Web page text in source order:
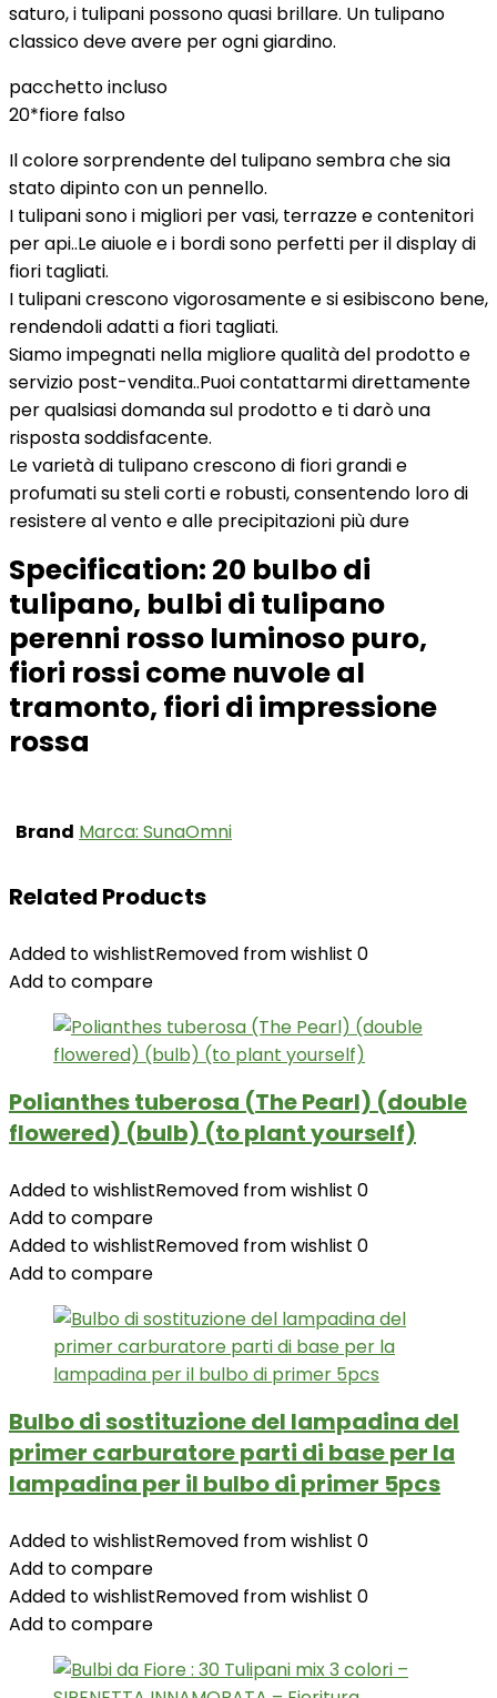
saturo, i tulipani possono quasi brillare. Un tulipano
classico deve avere per ogni giardino.
pacchetto incluso
20*fiore falso
Il colore sorprendente del tulipano sembra che sia
stato dipinto con un pennello.
I tulipani sono i migliori per vasi, terrazze e contenitori
per api..Le aiuole e i bordi sono perfetti per il display di
fiori tagliati.
I tulipani crescono vigorosamente e si esibiscono bene,
rendendoli adatti a fiori tagliati.
Siamo impegnati nella migliore qualità del prodotto e
servizio post-vendita..Puoi contattarmi direttamente
per qualsiasi domanda sul prodotto e ti darò una
risposta soddisfacente.
Le varietà di tulipano crescono di fiori grandi e
profumati su steli corti e robusti, consentendo loro di
resistere al vento e alle precipitazioni più dure
Specification: 20 bulbo di
tulipano, bulbi di tulipano
perenni rosso luminoso puro,
fiori rossi come nuvole al
tramonto, fiori di impressione
rossa
Brand Marca: SunaOmni
Related Products
Added to wishlistRemoved from wishlist 0
Add to compare
Polianthes tuberosa (The Pearl) (double
flowered) (bulb) (to plant yourself)
Added to wishlistRemoved from wishlist 0
Add to compare
Added to wishlistRemoved from wishlist 0
Add to compare
Bulbo di sostituzione del lampadina del
primer carburatore parti di base per la
lampadina per il bulbo di primer 5pcs
Added to wishlistRemoved from wishlist 0
Add to compare
Added to wishlistRemoved from wishlist 0
Add to compare